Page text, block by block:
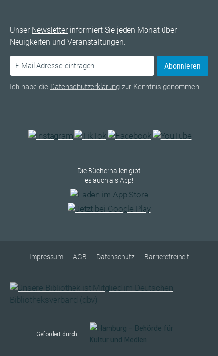
Unser Newsletterinformiert Sie jeden Monat über
Neuigkeiten und Veranstaltungen.
Abonnieren
Ich habe die Datenschutzerklärung zur Kenntnis genommen.
Die Bücherhallen gibt
es auch als App!
Impressum AGB Datenschutz Barrierefreiheit
Gefördert durch